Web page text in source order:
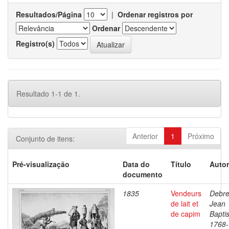
Resultados/Página | Ordenar registros por
Ordenar
Registro(s)
Resultado 1-1 de 1.
Anterior 1 Próximo
Conjunto de itens:
Pré-visualização
Data do
documento
Título
1835
Vendeurs
de lait et
de capim
Jean
1768-